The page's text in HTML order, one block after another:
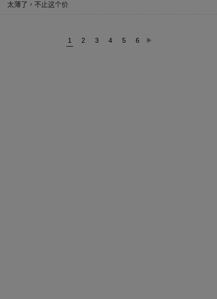
太薄了，不止这个价
1 2 3 4 5 6